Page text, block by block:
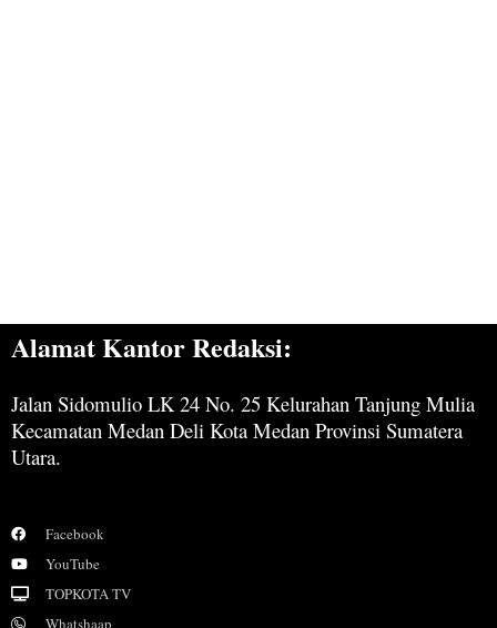
Alamat Kantor Redaksi:
Jalan Sidomulio LK 24 No. 25 Kelurahan Tanjung Mulia
Kecamatan Medan Deli Kota Medan Provinsi Sumatera
Utara.
Facebook
YouTube
TOPKOTA TV
Whatshaap